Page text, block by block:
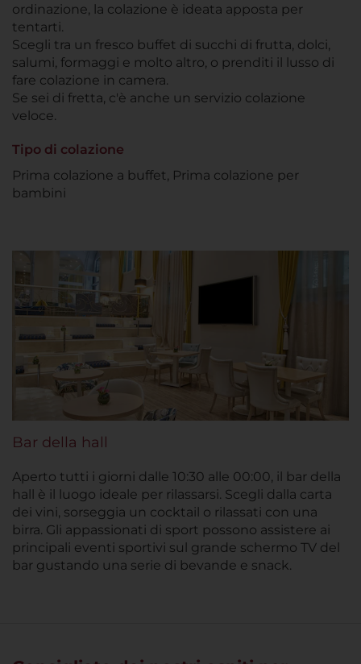
ordinazione, la colazione è ideata apposta per
tentarti.
Scegli tra un fresco buffet di succhi di frutta, dolci,
salumi, formaggi e molto altro, o prenditi il lusso di
fare colazione in camera.
Se sei di fretta, c'è anche un servizio colazione
veloce.
Tipo di colazione
Prima colazione a buffet, Prima colazione per
bambini
Bar della hall
Aperto tutti i giorni dalle 10:30 alle 00:00, il bar della
hall è il luogo ideale per rilassarsi. Scegli dalla carta
dei vini, sorseggia un cocktail o rilassati con una
birra. Gli appassionati di sport possono assistere ai
principali eventi sportivi sul grande schermo TV del
bar gustando una serie di bevande e snack.